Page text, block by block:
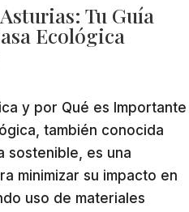
Tu Guía
Ecológica
y por Qué es Importante
también conocida
sostenible, es una
minimizar su impacto en
uso de materiales